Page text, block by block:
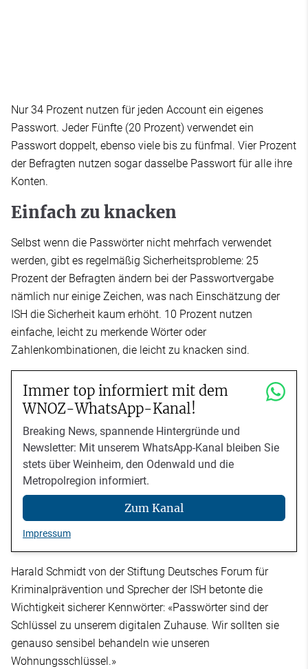
Nur 34 Prozent nutzen für jeden Account ein eigenes
Passwort. Jeder Fünfte (20 Prozent) verwendet ein
Passwort doppelt, ebenso viele bis zu fünfmal. Vier Prozent
der Befragten nutzen sogar dasselbe Passwort für alle ihre
Konten.
Einfach zu knacken
Selbst wenn die Passwörter nicht mehrfach verwendet
werden, gibt es regelmäßig Sicherheitsprobleme: 25
Prozent der Befragten ändern bei der Passwortvergabe
nämlich nur einige Zeichen, was nach Einschätzung der
ISH die Sicherheit kaum erhöht. 10 Prozent nutzen
einfache, leicht zu merkende Wörter oder
Zahlenkombinationen, die leicht zu knacken sind.
Immer top informiert mit dem
WNOZ-WhatsApp-Kanal!
Breaking News, spannende Hintergründe und
Newsletter: Mit unserem WhatsApp-Kanal bleiben Sie
stets über Weinheim, den Odenwald und die
Metropolregion informiert.
Zum Kanal
Impressum
Harald Schmidt von der Stiftung Deutsches Forum für
Kriminalprävention und Sprecher der ISH betonte die
Wichtigkeit sicherer Kennwörter: «Passwörter sind der
Schlüssel zu unserem digitalen Zuhause. Wir sollten sie
genauso sensibel behandeln wie unseren
Wohnungsschlüssel.»